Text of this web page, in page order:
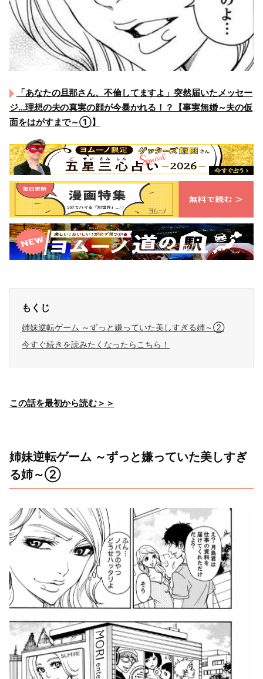
「あなたの旦那さん、不倫してますよ」突然届いたメッセー
ジ…理想の夫の真実の顔が今暴かれる！？【事実無婚～夫の仮
面をはがすまで～①】
もくじ
姉妹逆転ゲーム ～ずっと嫌っていた美しすぎる姉～②
今すぐ続きを読みたくなったらこちら！
この話を最初から読む＞＞
姉妹逆転ゲーム ～ずっと嫌っていた美しすぎ
る姉～②